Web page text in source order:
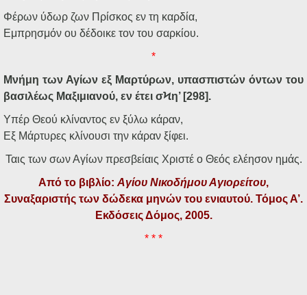
Φέρων ύδωρ ζων Πρίσκος εν τη καρδία,
Εμπρησμόν ου δέδοικε τον του σαρκίου.
*
Μνήμη των Αγίων εξ Μαρτύρων, υπασπιστών όντων του
βασιλέως Μαξιμιανού, εν έτει σϞη’ [298].
Υπέρ Θεού κλίναντος εν ξύλω κάραν,
Εξ Μάρτυρες κλίνουσι την κάραν ξίφει.
Ταις των σων Αγίων πρεσβείαις Χριστέ ο Θεός ελέησον ημάς.
Από το βιβλίο: Αγίου Νικοδήμου Αγιορείτου,
Συναξαριστής των δώδεκα μηνών του ενιαυτού. Τόμος Α’.
Εκδόσεις Δόμος, 2005.
* * *